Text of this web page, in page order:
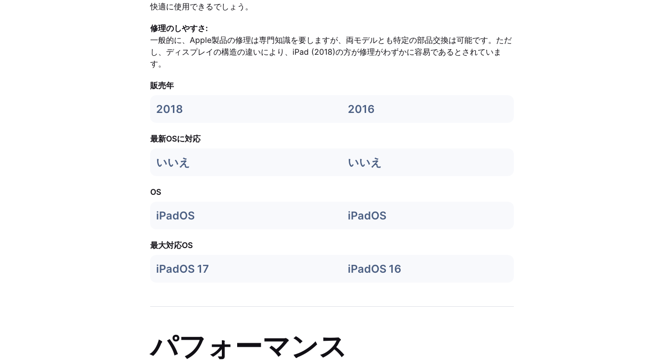
快適に使用できるでしょう。
修理のしやすさ:
一般的に、Apple製品の修理は専門知識を要しますが、両モデルとも特定の部品交換は可能です。ただ
し、ディスプレイの構造の違いにより、iPad (2018)の方が修理がわずかに容易であるとされていま
す。
販売年
2018 2016
最新OSに対応
いいえ いいえ
OS
iPadOS iPadOS
最大対応OS
iPadOS 17 iPadOS 16
パフォーマンス